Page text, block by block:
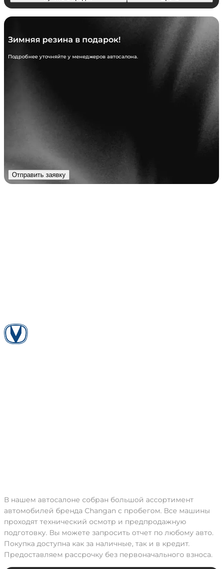
Зимняя резина в подарок!
Подробнее уточняйте у менеджеров автосалона.
Отправить заявку
В нашем автосалоне собран большой ассортимент
автомобилей бренда Changan с пробегом. Все машины
проходят технический осмотр и предпродажную
подготовку. Вы можете запросить отчет по любому авто.
Покупка доступна как за наличные, так и в кредит.
Предоставляем рассрочку без первоначального взноса.